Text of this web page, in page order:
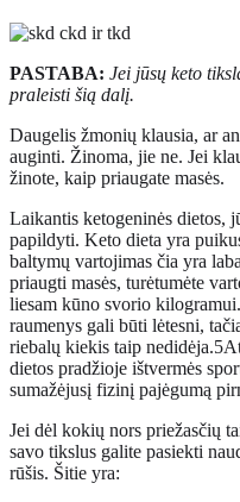
PASTABA: Jei jūsų keto
praleisti šią dalį.
Daugelis žmonių klausia, ar
auginti. Žinoma, jie ne. Jei
žinote, kaip priaugate masės.
Laikantis ketogeninės dietos,
papildyti. Keto dieta yra
baltymų vartojimas čia yra
priaugti masės, turėtumėte
liesam kūno svorio
raumenys gali būti lėtesni,
riebalų kiekis taip nedidėja.5
dietos pradžioje ištvermės
sumažėjusį fizinį pajėgumą
Jei dėl kokių nors priežasčių
savo tikslus galite pasiekti
rūšis. Šitie yra: